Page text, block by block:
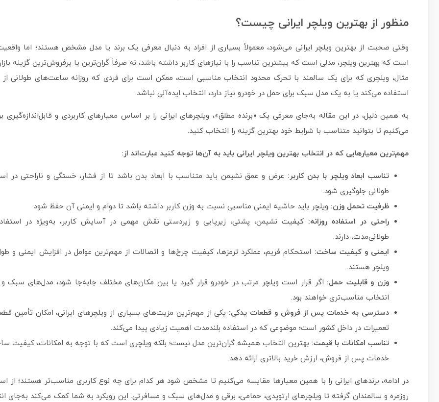
منظور از بهترین ویلچر ایرانی چیست؟
وقتی صحبت از بهترین ویلچر ایرانی می‌شود، معمولاً بسیاری از افراد به دنبال معرفی یک برند یا مدل مشخص هستند؛ اما
است که بهترین ویلچر، مدلی است که بیشترین تناسب را با نیازهای کاربر داشته باشد، نه صرفاً گران‌ترین یا پرفروش‌ترین گزینه
مثال، ویلچری که برای یک سالمند با تحرک محدود انتخاب مناسبی است، ممکن است برای فردی که روزانه ساعت‌های طولانی از
استفاده می‌کند یا به یک مدل سبک برای حمل در خودرو نیاز دارد، انتخاب ایده‌آلی نباشد.
به همین دلیل، در این مقاله به‌جای معرفی یک «برنده مطلق»، ویلچرهای ایرانی را بر اساس معیارهای کاربردی و قابل‌اندازه‌گیری
می‌کنیم تا بتوانید متناسب با شرایط خود بهترین گزینه را انتخاب کنید.
مهم‌ترین معیارهایی که در انتخاب بهترین ویلچر ایرانی باید به آن‌ها توجه کنید عبارت‌اند از:
تناسب ابعاد ویلچر با بدن کاربر: عرض و عمق نشیمن باید متناسب با ابعاد بدن باشد تا از فشار، خستگی و ناراحتی در
طولانی جلوگیری شود.
ظرفیت تحمل وزن: ویلچر باید حاشیه ایمنی مناسبی نسبت به وزن کاربر داشته باشد تا دوام و ایمنی آن حفظ شود.
راحتی در استفاده روزانه: کیفیت نشیمن، پشتی، زیرپایی و زیردستی نقش مهمی در آسایش کاربر، به‌ویژه در
طولانی‌مدت، دارند.
ایمنی و کیفیت ساخت: استحکام فریم، عملکرد ترمزها، کیفیت چرخ‌ها و اتصالات از مهم‌ترین عوامل در افزایش ایمنی و
ویلچر هستند.
وزن و قابلیت حمل: اگر قرار است ویلچر مرتب در خودرو قرار گیرد یا بین مکان‌های مختلف جابه‌جا شود، مدل‌های سبک
انتخاب مناسب‌تری خواهند بود.
دسترسی به خدمات پس از فروش و قطعات یدکی: یکی از مهم‌ترین مزیت‌های بسیاری از ویلچرهای ایرانی، امکان تأمین
تعمیرات در داخل کشور است؛ موضوعی که در استفاده بلندمدت اهمیت زیادی پیدا می‌کند.
تناسب امکانات با قیمت: بهترین انتخاب همیشه گران‌ترین مدل نیست؛ بلکه ویلچری است که با توجه به امکانات، کیفیت
خدمات پس از فروش، ارزش خرید بالاتری ارائه دهد.
در ادامه، برندهای ایرانی را با همین معیارها مقایسه می‌کنیم تا مشخص شود هر کدام برای چه نوع کاربری مناسب‌تر هستند؛ از
روزمره و سالمندان گرفته تا ویلچرهای ارتوپدی، حمامی، برقی و مدل‌های سبک و مسافرتی. این رویکرد به شما کمک می‌کند به‌جای